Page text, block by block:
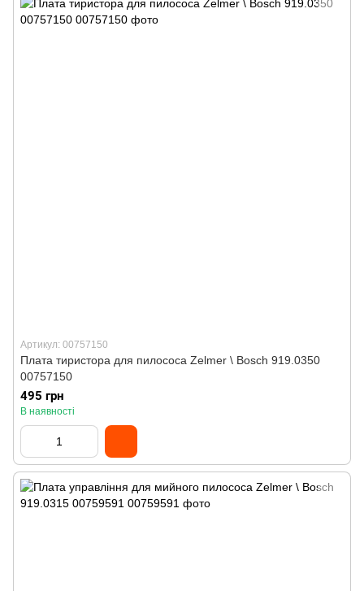
Артикул: 00757150
Плата тиристора для пилососа Zelmer \ Bosch 919.0350
00757150
495 грн
В наявності